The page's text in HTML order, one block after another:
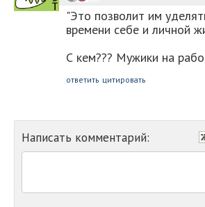
"Это позволит им
времени себе и личной
С кем??? Мужики на
ответить цитировать
Написать комментарий: